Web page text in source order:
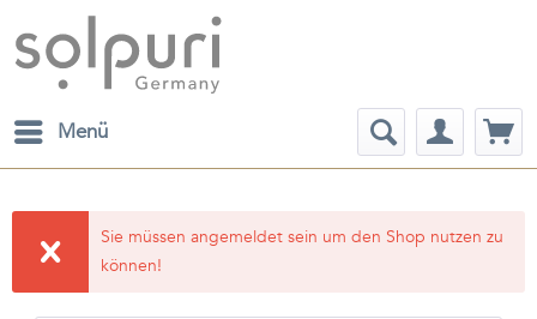
Menü
Sie müssen angemeldet sein um den Shop nutzen zu
können!